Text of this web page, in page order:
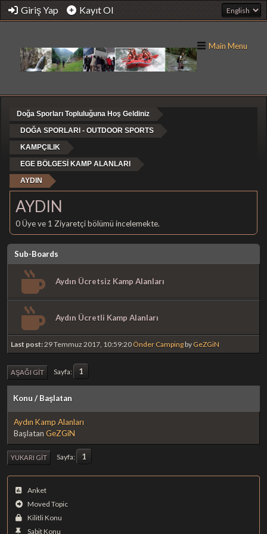
Giriş Yap Kayıt Ol
Main Menu
Doğa Sporları Topluluğuna Hoş Geldiniz
DOĞA SPORLARI - OUTDOOR SPORTS
KAMPÇILIK
EGE BÖLGESİ KAMP ALANLARI
AYDIN
AYDIN
0 Üye ve 1 Ziyaretçi bölümü incelemekte.
Sub-Boards
Aydın Ücretsiz Kamp Alanları
Aydın Ücretli Kamp Alanları
Last post:29 Temmuz 2017, 10:59:20 Önder Camping by GeZGiN
AŞAĞI GIT Sayfa 1
Konu / Başlatan
Aydın Kamp Alanları
Başlatan GeZGiN
YUKARI GIT Sayfa 1
Anket
Moved Topic
Kilitli Konu
Sabit Konu